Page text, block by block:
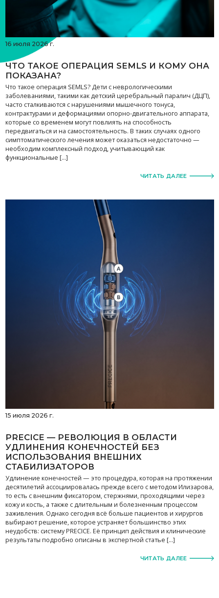
16 июля 2026 г.
ЧТО ТАКОЕ ОПЕРАЦИЯ SEMLS И КОМУ ОНА
ПОКАЗАНА?
Что такое операция SEMLS? Дети с неврологическими
заболеваниями, такими как детский церебральный паралич (ДЦП),
часто сталкиваются с нарушениями мышечного тонуса,
контрактурами и деформациями опорно-двигательного аппарата,
которые со временем могут повлиять на способность
передвигаться и на самостоятельность. В таких случаях одного
симптоматического лечения может оказаться недостаточно —
необходим комплексный подход, учитывающий как
функциональные […]
ЧИТАТЬ ДАЛЕЕ
15 июля 2026 г.
PRECICE — РЕВОЛЮЦИЯ В ОБЛАСТИ
УДЛИНЕНИЯ КОНЕЧНОСТЕЙ БЕЗ
ИСПОЛЬЗОВАНИЯ ВНЕШНИХ
СТАБИЛИЗАТОРОВ
Удлинение конечностей — это процедура, которая на протяжении
десятилетий ассоциировалась прежде всего с методом Илизарова,
то есть с внешним фиксатором, стержнями, проходящими через
кожу и кость, а также с длительным и болезненным процессом
заживления. Однако сегодня всё больше пациентов и хирургов
выбирают решение, которое устраняет большинство этих
неудобств: систему PRECICE. Её принцип действия и клинические
результаты подробно описаны в экспертной статье […]
ЧИТАТЬ ДАЛЕЕ